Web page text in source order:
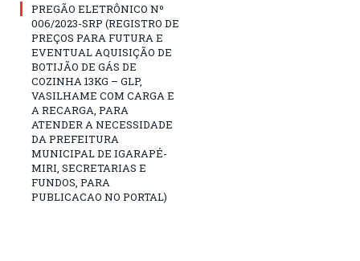
PREGÃO ELETRÔNICO Nº
006/2023-SRP (REGISTRO DE
PREÇOS PARA FUTURA E
EVENTUAL AQUISIÇÃO DE
BOTIJÃO DE GÁS DE
COZINHA 13KG – GLP,
VASILHAME COM CARGA E
A RECARGA, PARA
ATENDER A NECESSIDADE
DA PREFEITURA
MUNICIPAL DE IGARAPÉ-
MIRI, SECRETARIAS E
FUNDOS, PARA
PUBLICACAO NO PORTAL)